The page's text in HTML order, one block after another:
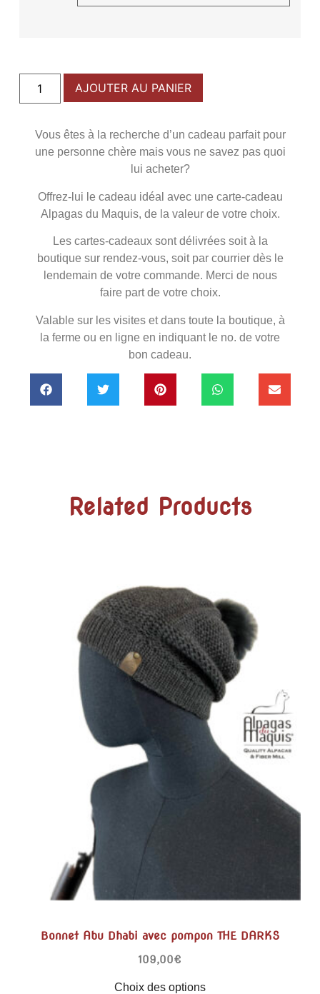
AJOUTER AU PANIER
Vous êtes à la recherche d’un cadeau parfait pour
une personne chère mais vous ne savez pas quoi
lui acheter?
Offrez-lui le cadeau idéal avec une carte-cadeau
Alpagas du Maquis, de la valeur de votre choix.
Les cartes-cadeaux sont délivrées soit à la
boutique sur rendez-vous, soit par courrier dès le
lendemain de votre commande. Merci de nous
faire part de votre choix.
Valable sur les visites et dans toute la boutique, à
la ferme ou en ligne en indiquant le no. de votre
bon cadeau.
Related Products
Bonnet Abu Dhabi avec pompon THE DARKS
109,00€
Choix des options